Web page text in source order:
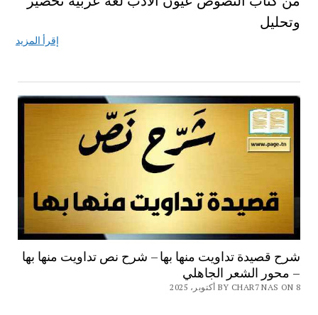
وتحليل
إقرأ المزيد
شرح قصيدة تداويت منها بها – شرح نص تداويت منها بها
– محور الشعر الجاهلي
BY CHAR7 NAS ON 8 أكتوبر، 2025